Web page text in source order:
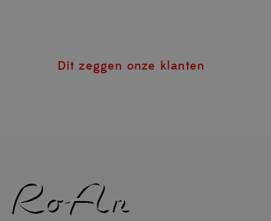
Dit zeggen onze klanten